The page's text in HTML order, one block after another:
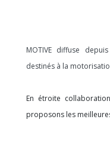
MOTIVE diffuse
destinés à la
En étroite
proposons les